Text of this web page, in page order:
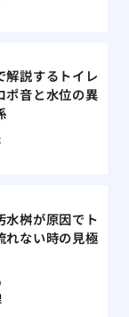
解説するトイレ
ポ音と水位の異
水桝が原因でト
れない時の見極